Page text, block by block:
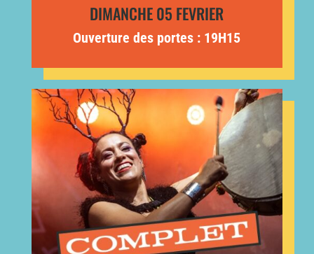
DIMANCHE 05 FEVRIER
Ouverture des portes : 19H15